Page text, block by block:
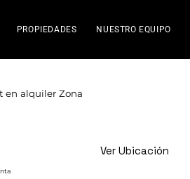
PROPIEDADES NUESTRO EQUIPO
en alquiler Zona
Ver Ubicación